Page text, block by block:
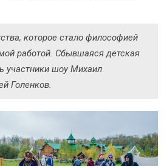
которое стало философией
работой. Сбывшаяся детская
участники шоу Михаил
Голенков.